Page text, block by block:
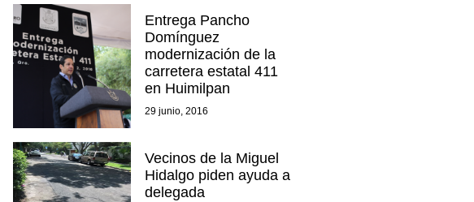
Entrega Pancho
Domínguez
modernización de la
carretera estatal 411
en Huimilpan
29 junio, 2016
Vecinos de la Miguel
Hidalgo piden ayuda a
delegada